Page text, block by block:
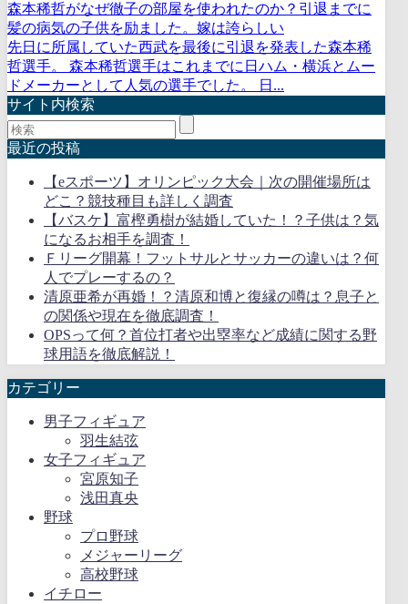
森本稀哲がなぜ徹子の部屋を使われたのか？引退までに
髪の病気の子供を励ました。嫁は誇らしい
先日に所属していた西武を最後に引退を発表した森本稀
哲選手。 森本稀哲選手はこれまでに日ハム・横浜とムー
ドメーカーとして人気の選手でした。 日...
サイト内検索
最近の投稿
【eスポーツ】オリンピック大会｜次の開催場所は
どこ？競技種目も詳しく調査
【バスケ】富樫勇樹が結婚していた！？子供は？気
になるお相手を調査！
Ｆリーグ開幕！フットサルとサッカーの違いは？何
人でプレーするの？
清原亜希が再婚！？清原和博と復縁の噂は？息子と
の関係や現在を徹底調査！
OPSって何？首位打者や出塁率など成績に関する野
球用語を徹底解説！
カテゴリー
男子フィギュア
羽生結弦
女子フィギュア
宮原知子
浅田真央
野球
プロ野球
メジャーリーグ
高校野球
イチロー